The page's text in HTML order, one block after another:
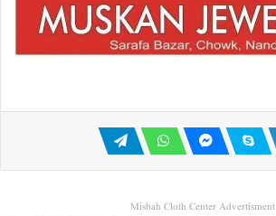
Misbah Cloth Center Advertisment